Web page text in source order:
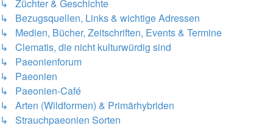
↳ Züchter & Geschichte
↳ Bezugsquellen, Links & wichtige Adressen
↳ Medien, Bücher, Zeitschriften, Events & Termine
↳ Clematis, die nicht kulturwürdig sind
↳ Paeonienforum
↳ Paeonien
↳ Paeonien-Café
↳ Arten (Wildformen) & Primärhybriden
↳ Strauchpaeonien Sorten